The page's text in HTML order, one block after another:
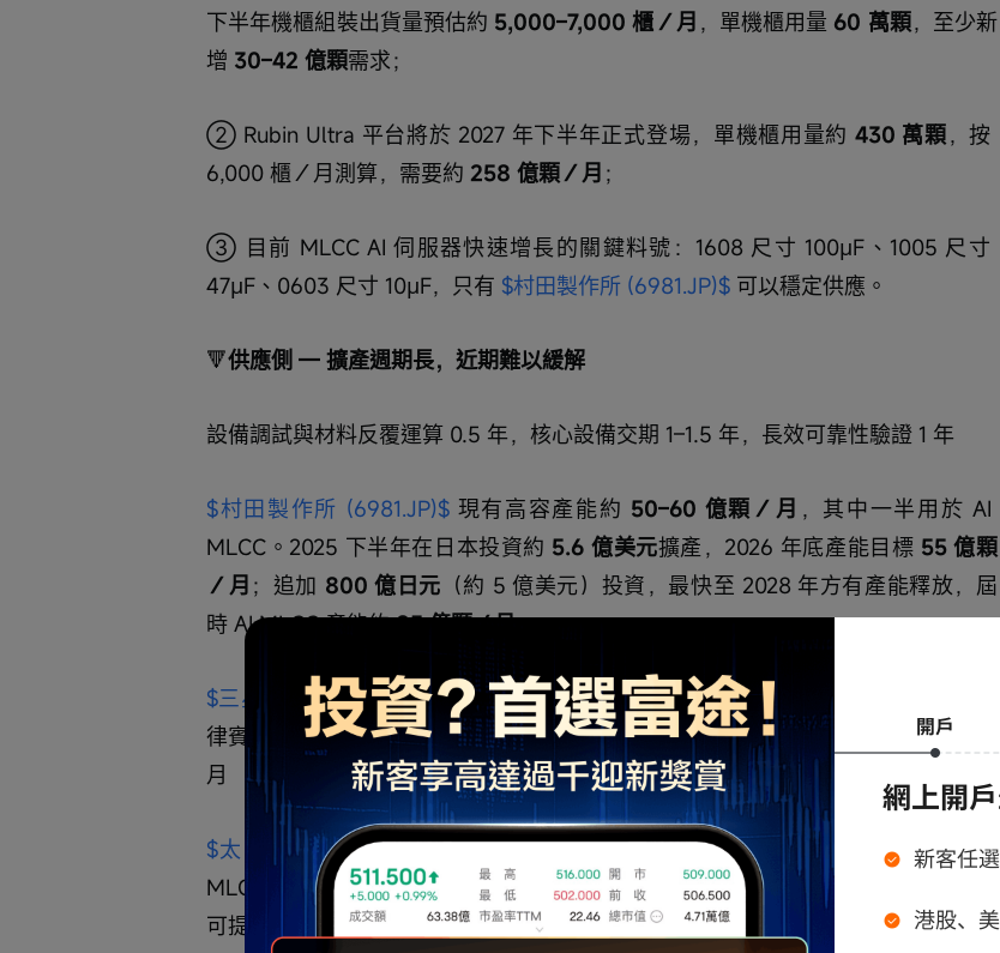
下半年機櫃組裝出貨量預估約 5,000–7,000 櫃／月 ，單機櫃用量 60 萬顆，至少新
增 30–42 億顆需求；
② Rubin Ultra 平台將於 2027 年下半年正式登場，單機櫃用量約 430 萬顆，按
6,000 櫃／月測算，需要約 258 億顆／月 ；
③ 目前 MLCC AI 伺服器快速增長的關鍵料號：1608 尺寸 100μF、1005 尺寸
47μF、0603 尺寸 10μF，只有 $村田製作所 (6981.JP)$ 可以穩定供應。
🔻供應側 — 擴產週期長，近期難以緩解
設備調試與材料反覆運算 0.5 年，核心設備交期 1–1.5 年，長效可靠性驗證 1 年
$村田製作所 (6981.JP)$ 現有高容產能約 50–60 億顆／月 ，其中一半用於 AI
MLCC。2025 下半年在日本投資約 5.6 億美元擴產，2026 年底產能目標 55 億顆
／月 ；追加 800 億日元 （約 5 億美元）投資，最快至 2028 年方有產能釋放，屆
時 AI MLCC 產能約 85 億顆／月
$三星電機 (009150.KR)$ 天津基地 2026 年底產能較 2025 年底預計提升
律賓新廠規劃為現有產能 1.5 倍（投資 7 億美元），2027 年可新增 30 億顆以上／
月
$太陽誘電 (6976.JP)$ 江蘇常州項目 100 億顆／月，聚焦車規級及通用類高容
MLCC；2025 年第四季在韓國投資 7 億美元，聚焦伺服器高容 MLCC，2027 年後
可提供
80 億顆／月 供應